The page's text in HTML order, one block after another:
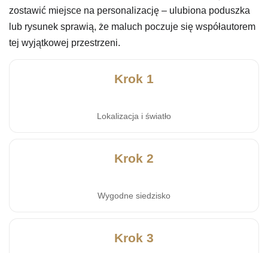
zostawić miejsce na personalizację – ulubiona poduszka
lub rysunek sprawią, że maluch poczuje się współautorem
tej wyjątkowej przestrzeni.
Krok 1
Lokalizacja i światło
Krok 2
Wygodne siedzisko
Krok 3